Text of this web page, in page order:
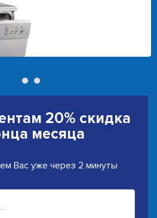
20% скидка
месяца
Вас уже через 2 минуты